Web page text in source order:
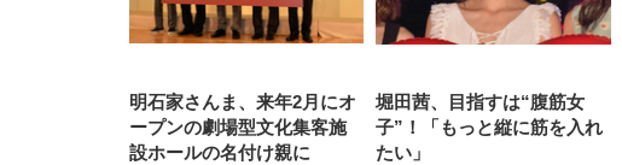
明石家さんま、来年2月にオ
ープンの劇場型文化集客施
設ホールの名付け親に
堀田茜、目指すは“腹筋女
子”！「もっと縦に筋を入れ
たい」